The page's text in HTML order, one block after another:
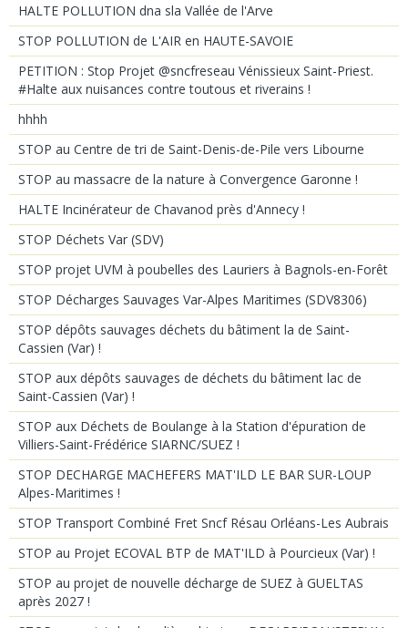
HALTE POLLUTION dna sla Vallée de l'Arve
STOP POLLUTION de L'AIR en HAUTE-SAVOIE
PETITION : Stop Projet @sncfreseau Vénissieux Saint-Priest.
#Halte aux nuisances contre toutous et riverains !
hhhh
STOP au Centre de tri de Saint-Denis-de-Pile vers Libourne
STOP au massacre de la nature à Convergence Garonne !
HALTE Incinérateur de Chavanod près d'Annecy !
STOP Déchets Var (SDV)
STOP projet UVM à poubelles des Lauriers à Bagnols-en-Forêt
STOP Décharges Sauvages Var-Alpes Maritimes (SDV8306)
STOP dépôts sauvages déchets du bâtiment la de Saint-
Cassien (Var) !
STOP aux dépôts sauvages de déchets du bâtiment lac de
Saint-Cassien (Var) !
STOP aux Déchets de Boulange à la Station d'épuration de
Villiers-Saint-Frédérice SIARNC/SUEZ !
STOP DECHARGE MACHEFERS MAT'ILD LE BAR SUR-LOUP
Alpes-Maritimes !
STOP Transport Combiné Fret Sncf Résau Orléans-Les Aubrais
STOP au Projet ECOVAL BTP de MAT'ILD à Pourcieux (Var) !
STOP au projet de nouvelle décharge de SUEZ à GUELTAS
après 2027 !